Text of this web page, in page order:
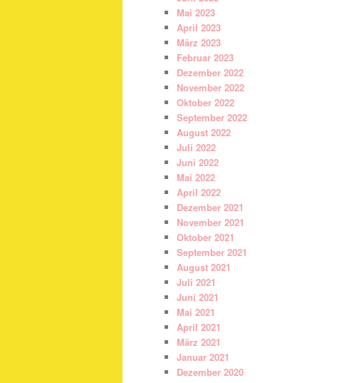
Mai 2023
April 2023
März 2023
Februar 2023
Dezember 2022
November 2022
Oktober 2022
September 2022
August 2022
Juli 2022
Juni 2022
Mai 2022
April 2022
Dezember 2021
November 2021
Oktober 2021
September 2021
August 2021
Juli 2021
Juni 2021
Mai 2021
April 2021
März 2021
Januar 2021
Dezember 2020